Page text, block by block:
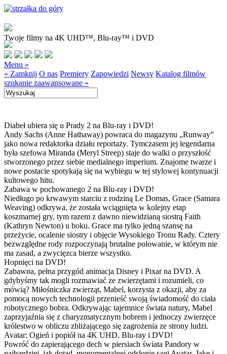
Twoje filmy na 4K UHD™, Blu-ray™ i DVD
Menu »
« Zamknij O nas Premiery Zapowiedzi Newsy Katalog filmów
szukanie zaawansowane »
Diabeł ubiera się u Prady 2 na Blu-ray i DVD!
Andy Sachs (Anne Hathaway) powraca do magazynu „Runway”
jako nowa redaktorka działu reportaży. Tymczasem jej legendarna
była szefowa Miranda (Meryl Streep) staje do walki o przyszłość
stworzonego przez siebie medialnego imperium. Znajome twarze i
nowe postacie spotykają się na wybiegu w tej stylowej kontynuacji
kultowego hitu.
Zabawa w pochowanego 2 na Blu-ray i DVD!
Niedługo po krwawym starciu z rodziną Le Domas, Grace (Samara
Weaving) odkrywa, że została wciągnięta w kolejny etap
koszmarnej gry, tym razem z dawno niewidzianą siostrą Faith
(Kathryn Newton) u boku. Grace ma tylko jedną szansę na
przeżycie, ocalenie siostry i objęcie Wysokiego Tronu Rady. Cztery
bezwzględne rody rozpoczynają brutalne polowanie, w którym nie
ma zasad, a zwycięzca bierze wszystko.
Hopnięci na DVD!
Zabawna, pełna przygód animacja Disney i Pixar na DVD. A
gdybyśmy tak mogli rozmawiać ze zwierzętami i rozumieli, co
mówią? Miłośniczka zwierząt, Mabel, korzysta z okazji, aby za
pomocą nowych technologii przenieść swoją świadomość do ciała
robotycznego bobra. Odkrywając tajemnice świata natury, Mabel
zaprzyjaźnia się z charyzmatycznym bobrem i jednoczy zwierzęce
królestwo w obliczu zbliżającego się zagrożenia ze strony ludzi.
Avatar: Ogień i popiół na 4K UHD, Blu-ray i DVD!
Powróć do zapierającego dech w piersiach świata Pandory w